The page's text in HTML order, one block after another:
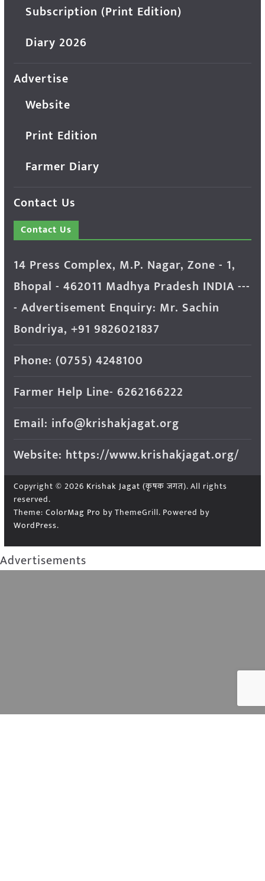
Subscription (Print Edition)
Diary 2026
Advertise
Website
Print Edition
Farmer Diary
Contact Us
Contact Us
14 Press Complex, M.P. Nagar, Zone - 1,
Bhopal - 462011 Madhya Pradesh INDIA ---
- Advertisement Enquiry: Mr. Sachin
Bondriya, +91 9826021837
Phone: (0755) 4248100
Farmer Help Line- 6262166222
Email: info@krishakjagat.org
Website: https://www.krishakjagat.org/
Copyright © 2026 Krishak Jagat (कृषक जगत). All rights
reserved.
Theme: ColorMag Pro by ThemeGrill. Powered by
WordPress.
Advertisements